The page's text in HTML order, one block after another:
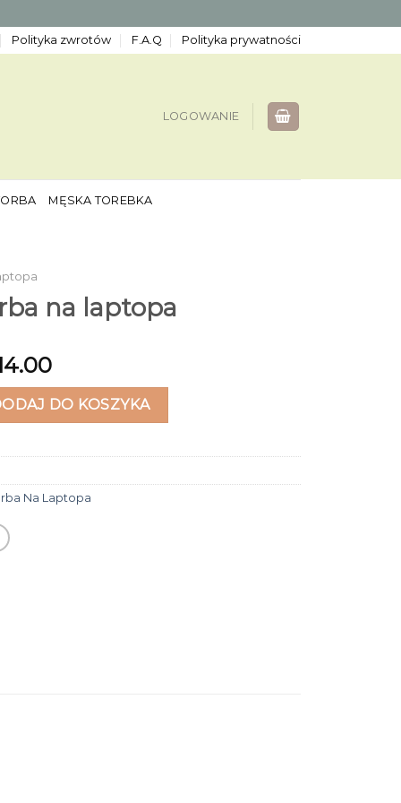
Polityka zwrotów F.A.Q Polityka prywatności
LOGOWANIE
MĘSKA TOREBKA
na laptopa
na laptopaDO KOSZYKA
Na Laptopa